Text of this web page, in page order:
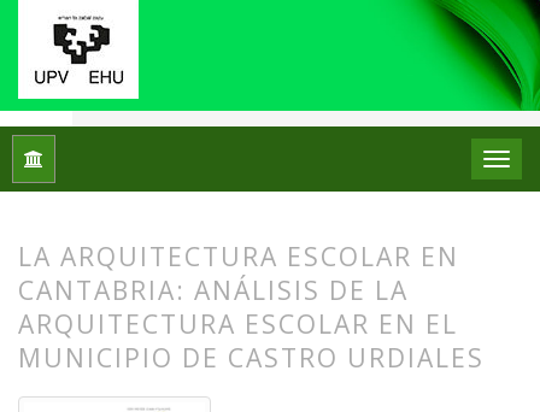
Inicio Reseñas bibliográficas
LA ARQUITECTURA ESCOLAR EN
CANTABRIA: ANÁLISIS DE LA
ARQUITECTURA ESCOLAR EN EL
MUNICIPIO DE CASTRO URDIALES